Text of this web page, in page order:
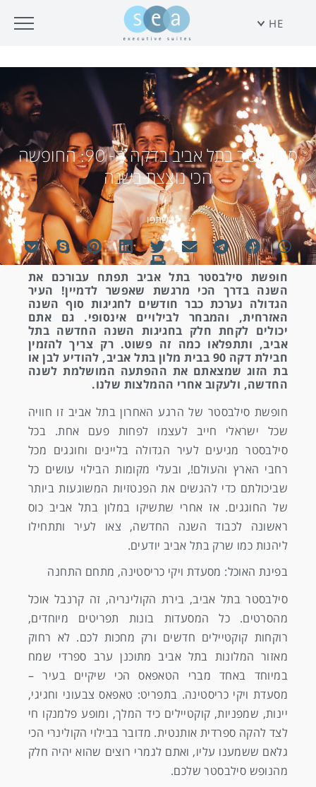
HE
סילבסטר בתל אביב בדקה ה- 90: החופשה
הכי נוצצת בשנה
שתפו
חופשת סילבסטר בתל אביב תפתח עבורכם את
השנה בדרך הכי מרגשת שאפשר לדמיין! העיר
הגדולה נערכת כבר חודשים לחגיגות סוף השנה
האזרחית, והמבחר לבילויים אינסופי. גם אתם
יכולים לקחת חלק בחגיגות השנה החדשה בתל
אביב, ותתפלאו כמה זה פשוט. רק צריך להזמין
חבילת דקה 90 בבית מלון בתל אביב, להודיע לבן או
בת הזוג שמצאתם את ההפתעה המושלמת לשנה
החדשה, ולעקוב אחרי ההמלצות שלנו.
חופשת סילבסטר של הרגע האחרון בתל אביב זו חוויה
שכל ישראלי חייב לעצמו לפחות פעם אחת. בכל
סילבסטר מגיעים לעיר הגדולה בליינים וחוגגים מכל
רחבי הארץ והעולם!, ובעלי מקומות הבילוי עושים כל
שביכולתם כדי להגשים את הפנטזיות המשוגעות ביותר
של החוגגים. אז אחרי שתשיקו במלון בתל אביב כוס
ראשונה לכבוד השנה החדשה, צאו לעיר ותתחילו
ליהנות כמו שרק בתל אביב יודעים.
בפינת האוכל: מסעדת ויקי כריסטינה, מתחם התחנה
סילבסטר בתל אביב, בירת הקולינריה, זה קרנבל אוכל
מהסרטים. כל המסעדות בונות תפריטים מיוחדים,
רוקחות קוקטיילים חדשים ורק מחכות לכם. לא רחוק
מאזור המלונות בתל אביב מתוכנן ערב ספרדי שמח
במיוחד באחד מברי הטאפאס הכי שיקיים בעיר –
מסעדת ויקי כריסטינה. בתפריט: טאפאס צבעוני וחגיגי,
יינות, שמפניות, קוקטיילים כיד המלך, ומופע פלמנקו חי
לצד להקה ספרדית אותנטית. מדובר בבילוי הקולינרי הכי
גלאם ששמענו עליו, ואתם לגמרי רוצים שהוא יהיה חלק
מהנופש סילבסטר שלכם.